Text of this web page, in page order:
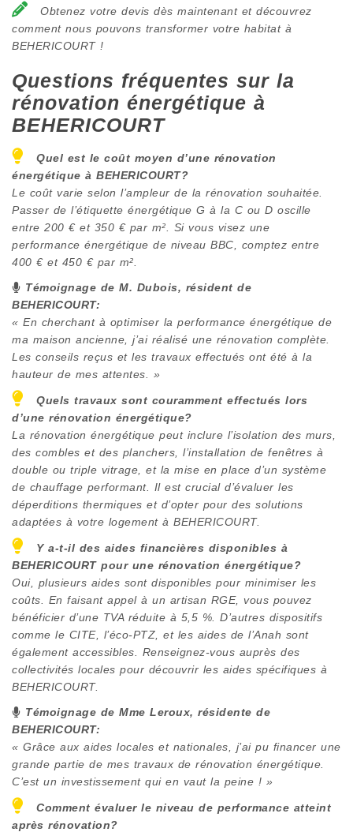
Obtenez votre devis dès maintenant et découvrez
comment nous pouvons transformer votre habitat à
BEHERICOURT !
Questions fréquentes sur la
rénovation énergétique à
BEHERICOURT
Quel est le coût moyen d’une rénovation
énergétique à BEHERICOURT?
Le coût varie selon l’ampleur de la rénovation souhaitée.
Passer de l’étiquette énergétique G à la C ou D oscille
entre 200 € et 350 € par m². Si vous visez une
performance énergétique de niveau BBC, comptez entre
400 € et 450 € par m².
Témoignage de M. Dubois, résident de
BEHERICOURT:
« En cherchant à optimiser la performance énergétique de
ma maison ancienne, j’ai réalisé une rénovation complète.
Les conseils reçus et les travaux effectués ont été à la
hauteur de mes attentes. »
Quels travaux sont couramment effectués lors
d’une rénovation énergétique?
La rénovation énergétique peut inclure l’isolation des murs,
des combles et des planchers, l’installation de fenêtres à
double ou triple vitrage, et la mise en place d’un système
de chauffage performant. Il est crucial d’évaluer les
déperditions thermiques et d’opter pour des solutions
adaptées à votre logement à BEHERICOURT.
Y a-t-il des aides financières disponibles à
BEHERICOURTpour une rénovation énergétique?
Oui, plusieurs aides sont disponibles pour minimiser les
coûts. En faisant appel à un artisan RGE, vous pouvez
bénéficier d’une TVA réduite à 5,5 %. D’autres dispositifs
comme le CITE, l’éco-PTZ, et les aides de l’Anah sont
également accessibles. Renseignez-vous auprès des
collectivités locales pour découvrir les aides spécifiques à
BEHERICOURT.
Témoignage de Mme Leroux, résidente de
BEHERICOURT:
« Grâce aux aides locales et nationales, j’ai pu financer une
grande partie de mes travaux de rénovation énergétique.
C’est un investissement qui en vaut la peine ! »
Comment évaluer le niveau de performance atteint
après rénovation?